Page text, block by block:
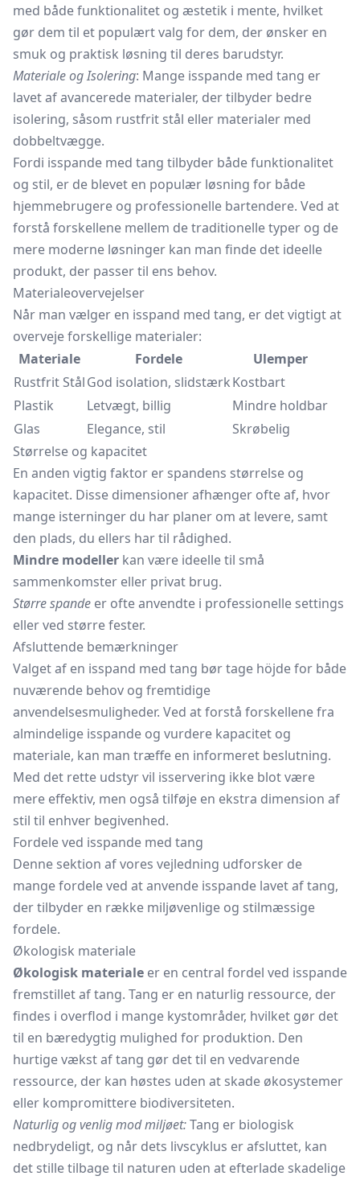
med både funktionalitet og æstetik i mente, hvilket
gør dem til et populært valg for dem, der ønsker en
smuk og praktisk løsning til deres barudstyr.
Materiale og Isolering: Mange isspande med tang er
lavet af avancerede materialer, der tilbyder bedre
isolering, såsom rustfrit stål eller materialer med
dobbeltvægge.
Fordi isspande med tang tilbyder både funktionalitet
og stil, er de blevet en populær løsning for både
hjemmebrugere og professionelle bartendere. Ved at
forstå forskellene mellem de traditionelle typer og de
mere moderne løsninger kan man finde det ideelle
produkt, der passer til ens behov.
Materialeovervejelser
Når man vælger en isspand med tang, er det vigtigt at
overveje forskellige materialer:
Materiale
Fordele
Ulemper
Rustfrit StålGod isolation, slidstærkKostbart
Plastik
Letvægt, billig
Mindre holdbar
Glas
Elegance, stil
Skrøbelig
Størrelse og kapacitet
En anden vigtig faktor er spandens størrelse og
kapacitet. Disse dimensioner afhænger ofte af, hvor
mange isterninger du har planer om at levere, samt
den plads, du ellers har til rådighed.
Mindre modeller kan være ideelle til små
sammenkomster eller privat brug.
Større spande er ofte anvendte i professionelle settings
eller ved større fester.
Afsluttende bemærkninger
Valget af en isspand med tang bør tage höjde for både
nuværende behov og fremtidige
anvendelsesmuligheder. Ved at forstå forskellene fra
almindelige isspande og vurdere kapacitet og
materiale, kan man træffe en informeret beslutning.
Med det rette udstyr vil isservering ikke blot være
mere effektiv, men også tilføje en ekstra dimension af
stil til enhver begivenhed.
Fordele ved isspande med tang
Denne sektion af vores vejledning udforsker de
mange fordele ved at anvende isspande lavet af tang,
der tilbyder en række miljøvenlige og stilmæssige
fordele.
Økologisk materiale
Økologisk materiale er en central fordel ved isspande
fremstillet af tang. Tang er en naturlig ressource, der
findes i overflod i mange kystområder, hvilket gør det
til en bæredygtig mulighed for produktion. Den
hurtige vækst af tang gør det til en vedvarende
ressource, der kan høstes uden at skade økosystemer
eller kompromittere biodiversiteten.
Naturlig og venlig mod miljøet:Tang er biologisk
nedbrydeligt, og når dets livscyklus er afsluttet, kan
det stille tilbage til naturen uden at efterlade skadelige